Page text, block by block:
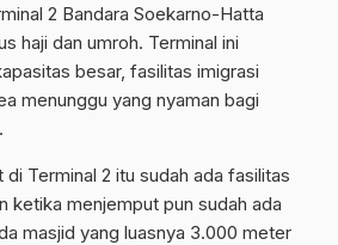
2 Bandara Soekarno-Hatta
haji dan umroh. Terminal ini
besar, fasilitas imigrasi
menunggu yang nyaman bagi
di Terminal 2 itu sudah ada fasilitas
ketika menjemput pun sudah ada
masjid yang luasnya 3.000 meter